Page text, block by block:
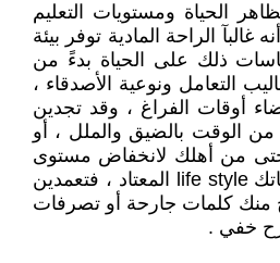
الحياة ومستويات التعليم
الراحة المادية توفر بيئة
ذلك على الحياة بدءً من
التعامل ونوعية الأصدقاء ،
أوقات الفراغ ، وقد تجدين
الوقت بالضيق والملل ، أو
من أهلك لانخفاض مستوى
مظهرك المادي ونمط حياتك life style المعتاد ، فتعمدين
منك كلمات جارحة أو تصرفات
خفي .